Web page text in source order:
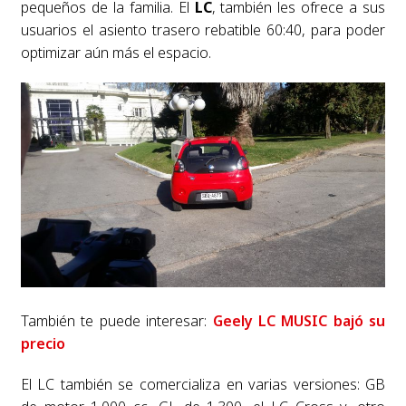
pequeños de la familia. El LC, también les ofrece a sus
usuarios el asiento trasero rebatible 60:40, para poder
optimizar aún más el espacio.
También te puede interesar: Geely LC MUSIC bajó su
precio
El LC también se comercializa en varias versiones: GB